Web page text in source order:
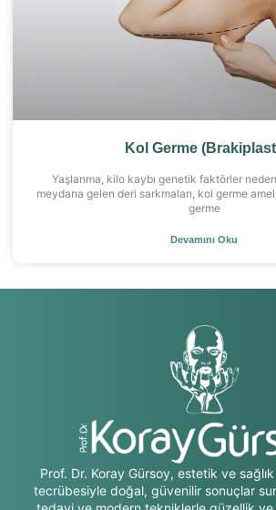
Kol Germe
Yaşlanma, kilo kaybı genetik faktörler
meydana gelen deri sarkmaları, kol germe
germe
Devamını Oku
Prof. Dr. Koray Gürsoy, estetik ve sağlık
tecrübesiyle doğal, güvenilir sonuçlar